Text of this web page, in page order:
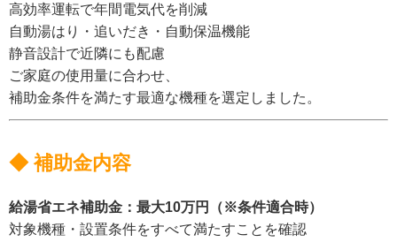
高効率運転で年間電気代を削減
自動湯はり・追いだき・自動保温機能
静音設計で近隣にも配慮
ご家庭の使用量に合わせ、
補助金条件を満たす最適な機種を選定しました。
◆ 補助金内容
給湯省エネ補助金：最大10万円（※条件適合時）
対象機種・設置条件をすべて満たすことを確認